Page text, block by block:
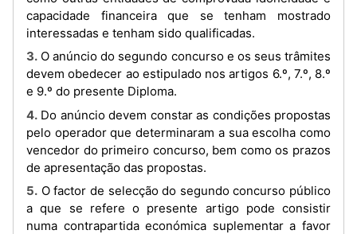
capacidade financeira que se tenham mostrado
interessadas e tenham sido qualificadas.
3. O anúncio do segundo concurso e os seus trâmites
devem obedecer ao estipulado nos artigos 6.º, 7.º, 8.º
e 9.º do presente Diploma.
4. Do anúncio devem constar as condições propostas
pelo operador que determinaram a sua escolha como
vencedor do primeiro concurso, bem como os prazos
de apresentação das propostas.
5. O factor de selecção do segundo concurso público
a que se refere o presente artigo pode consistir
numa contrapartida económica suplementar a favor